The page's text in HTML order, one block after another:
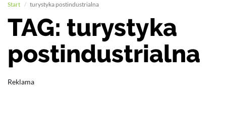
Start turystyka postindustrialna
TAG: turystyka
postindustrialna
Reklama